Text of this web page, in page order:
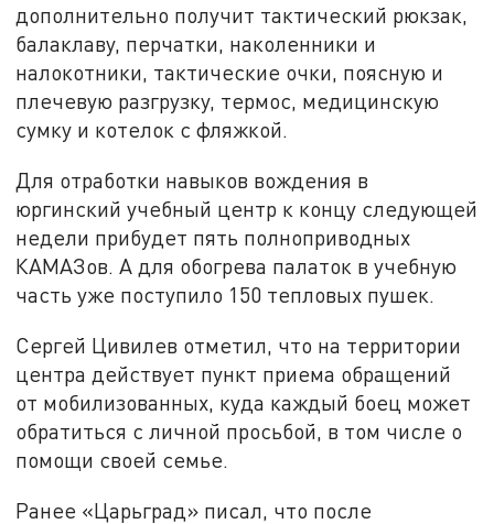
дополнительно получит тактический рюкзак,
балаклаву, перчатки, наколенники и
налокотники, тактические очки, поясную и
плечевую разгрузку, термос, медицинскую
сумку и котелок с фляжкой.
Для отработки навыков вождения в
юргинский учебный центр к концу следующей
недели прибудет пять полноприводных
КАМАЗов. А для обогрева палаток в учебную
часть уже поступило 150 тепловых пушек.
Сергей Цивилев отметил, что на территории
центра действует пункт приема обращений
от мобилизованных, куда каждый боец может
обратиться с личной просьбой, в том числе о
помощи своей семье.
Ранее «Царьград» писал, что после